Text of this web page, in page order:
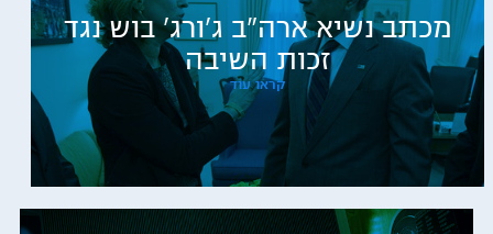
מכתב נשיא ארה"ב ג'ורג' בוש נגד
זכות השיבה
קראו עוד